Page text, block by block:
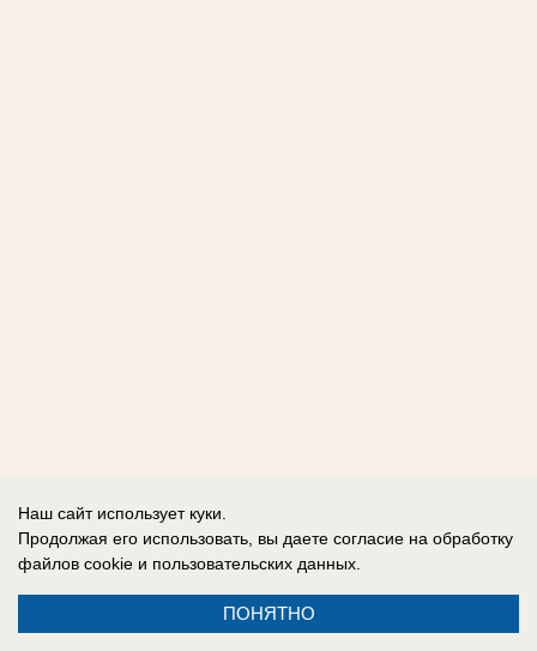
Наш сайт использует куки.
Продолжая его использовать, вы даете согласие на обработку
файлов cookie и пользовательских данных.
ПОНЯТНО